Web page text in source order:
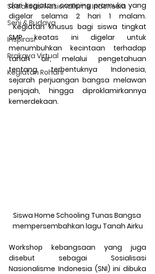
Sosialisasi Nasionalisme Indonesia
Seni & Budaya
Inspirasi
Prakaya Virtual
Kegiatan Rohani
dari kegiatan camping pramuka yang
digelar selama 2 hari 1 malam.
Kegiatan khusus bagi siswa tingkat
SMP keatas ini digelar untuk
menumbuhkan kecintaan terhadap
tanah air, melalui pengetahuan
tentang terbentuknya Indonesia,
sejarah perjuangan bangsa melawan
penjajah, hingga diproklamirkannya
kemerdekaan.
Siswa Home Schooling Tunas Bangsa
mempersembahkan lagu Tanah Airku
Workshop kebangsaan yang juga
disebut sebagai Sosialisasi
Nasionalisme Indonesia (SNI) ini dibuka